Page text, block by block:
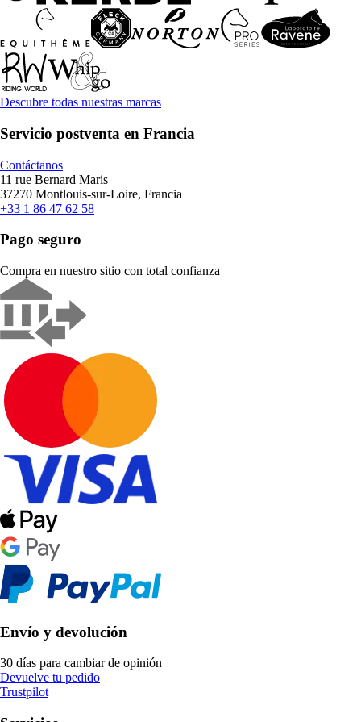
Descubre todas nuestras marcas
Servicio postventa en Francia
Contáctanos
11 rue Bernard Maris
37270 Montlouis-sur-Loire, Francia
+33 1 86 47 62 58
Pago seguro
Compra en nuestro sitio con total confianza
Envío y devolución
30 días para cambiar de opinión
Devuelve tu pedido
Trustpilot